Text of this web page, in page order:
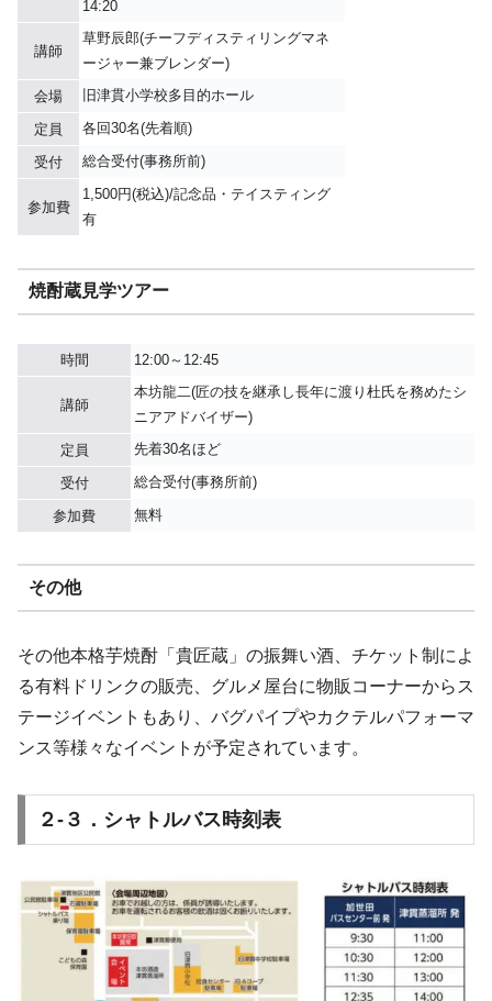
14:20
講師
草野辰郎(チーフディスティリングマネ
ージャー兼ブレンダー)
会場
旧津貫小学校多目的ホール
定員 各回30名(先着順)
受付 総合受付(事務所前)
参加費
1,500円(税込)/記念品・テイスティング
有
焼酎蔵見学ツアー
時間 12:00～12:45
講師
本坊龍二(匠の技を継承し長年に渡り杜氏を務めたシ
ニアアドバイザー)
定員
先着30名ほど
受付 総合受付(事務所前)
参加費 無料
その他
その他本格芋焼酎「貴匠蔵」の振舞い酒、チケット制によ
る有料ドリンクの販売、グルメ屋台に物販コーナーからス
テージイベントもあり、バグパイプやカクテルパフォーマ
ンス等様々なイベントが予定されています。
２-３．シャトルバス時刻表